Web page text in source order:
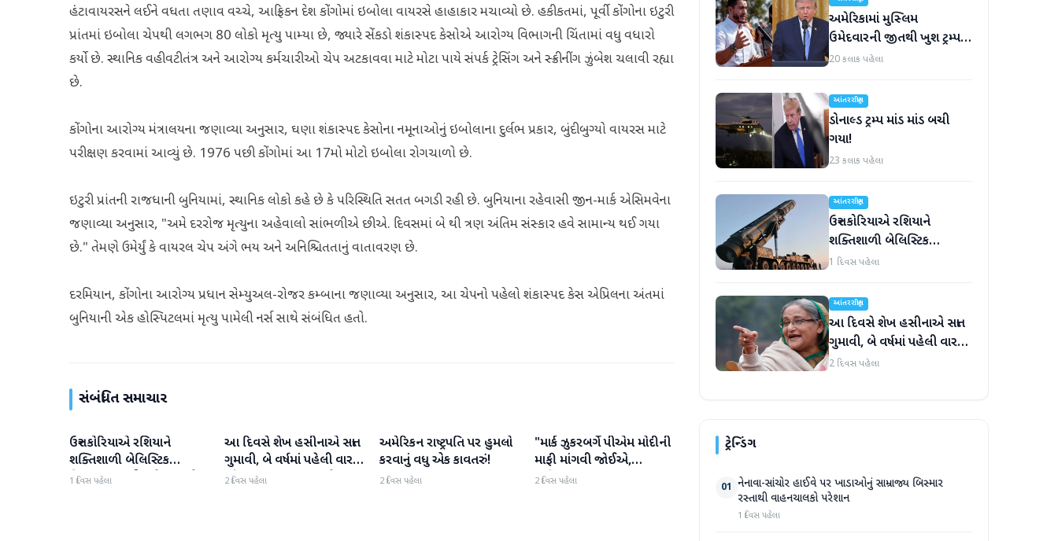
હંટાવાયરસને લઈને વધતા તણાવ વચ્ચે, આફ્રિકન દેશ કોંગોમાં ઇબોલા વાયરસે હાહાકાર મચાવ્યો છે. હકીકતમાં, પૂર્વી કોંગોના ઇટુરી
પ્રાંતમાં ઇબોલા ચેપથી લગભગ 80 લોકો મૃત્યુ પામ્યા છે, જ્યારે સેંકડો શંકાસ્પદ કેસોએ આરોગ્ય વિભાગની ચિંતામાં વધુ વધારો
કર્યો છે. સ્થાનિક વહીવટીતંત્ર અને આરોગ્ય કર્મચારીઓ ચેપ અટકાવવા માટે મોટા પાયે સંપર્ક ટ્રેસિંગ અને સ્ક્રીનીંગ ઝુંબેશ ચલાવી રહ્યા
છે.
કોંગોના આરોગ્ય મંત્રાલયના જણાવ્યા અનુસાર, ઘણા શંકાસ્પદ કેસોના નમૂનાઓનું ઇબોલાના દુર્લભ પ્રકાર, બુંદીબુગ્યો વાયરસ માટે
પરીક્ષણ કરવામાં આવ્યું છે. 1976 પછી કોંગોમાં આ 17મો મોટો ઇબોલા રોગચાળો છે.
ઇટુરી પ્રાંતની રાજધાની બુનિયામાં, સ્થાનિક લોકો કહે છે કે પરિસ્થિતિ સતત બગડી રહી છે. બુનિયાના રહેવાસી જીન-માર્ક એસિમવેના
જણાવ્યા અનુસાર, "અમે દરરોજ મૃત્યુના અહેવાલો સાંભળીએ છીએ. દિવસમાં બે થી ત્રણ અંતિમ સંસ્કાર હવે સામાન્ય થઈ ગયા
છે." તેમણે ઉમેર્યું કે વાયરલ ચેપ અંગે ભય અને અનિશ્ચિતતાનું વાતાવરણ છે.
દરમિયાન, કોંગોના આરોગ્ય પ્રધાન સેમ્યુઅલ-રોજર કમ્બાના જણાવ્યા અનુસાર, આ ચેપનો પહેલો શંકાસ્પદ કેસ એપ્રિલના અંતમાં
બુનિયાની એક હોસ્પિટલમાં મૃત્યુ પામેલી નર્સ સાથે સંબંધિત હતો.
સંબંધિત સમાચાર
આંતરરાષ્ટ્રીય
ઉત્તર કોરિયાએ રશિયાને
શક્તિશાળી બેલિસ્ટિક
મિસાઇલ આપી, યુક્રેન ગુસ્સે
1 દિવસ પહેલા
આંતરરાષ્ટ્રીય
આ દિવસે શેખ હસીનાએ સત્તા
ગુમાવી, બે વર્ષમાં પહેલી વાર
દુનિયા સમક્ષ હાજર થશે
2 દિવસ પહેલા
આંતરરાષ્ટ્રીય
અમેરિકન રાષ્ટ્રપતિ પર હુમલો
કરવાનું વધુ એક કાવતરું!
2 દિવસ પહેલા
આંતરરાષ્ટ્રીય
"માર્ક ઝુકરબર્ગે પીએમ મોદીની
માફી માંગવી જોઈએ,
નહીંતર..."
2 દિવસ પહેલા
અમેરિકામાં મુસ્લિમ
ઉમેદવારની જીતથી ખુશ ટ્રમ્પ,
કહ્યું, 'આ અમારા માટે સારા
20 કલાક પહેલા
આંતરરાષ્ટ્રીય
ડોનાલ્ડ ટ્રમ્પ માંડ માંડ બચી
ગયા!
23 કલાક પહેલા
આંતરરાષ્ટ્રીય
ઉત્તર કોરિયાએ રશિયાને
શક્તિશાળી બેલિસ્ટિક
મિસાઇલ આપી, યુક્રેન ગુસ્સે
1 દિવસ પહેલા
આંતરરાષ્ટ્રીય
આ દિવસે શેખ હસીનાએ સત્તા
ગુમાવી, બે વર્ષમાં પહેલી વાર
દુનિયા સમક્ષ હાજર થશે
2 દિવસ પહેલા
ટ્રેન્ડિંગ
01 નેનાવા-સાંચોર હાઈવે પર ખાડાઓનું સામ્રાજ્ય બિસ્માર
રસ્તાથી વાહનચાલકો પરેશાન
1 દિવસ પહેલા